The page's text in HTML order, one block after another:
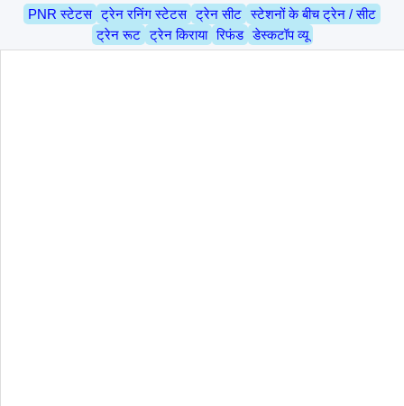
PNR स्टेटस ट्रेन रनिंग स्टेटस ट्रेन सीट स्टेशनों के बीच ट्रेन / सीट
ट्रेन रूट ट्रेन किराया रिफंड डेस्कटॉप व्यू